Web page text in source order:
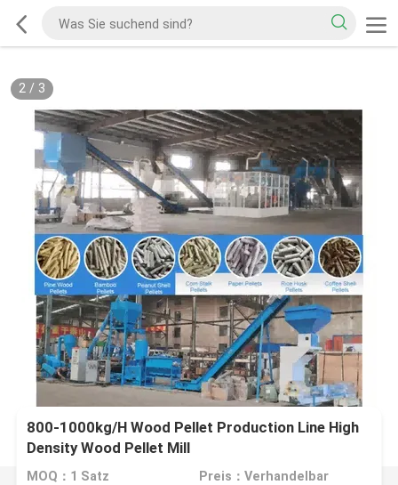
2/ 3
800-1000kg/H Wood Pellet Production Line High
Density Wood Pellet Mill
MOQ：1 Satz Preis：Verhandelbar